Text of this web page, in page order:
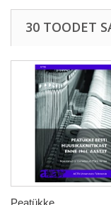
30 TOODET
Peatükke...